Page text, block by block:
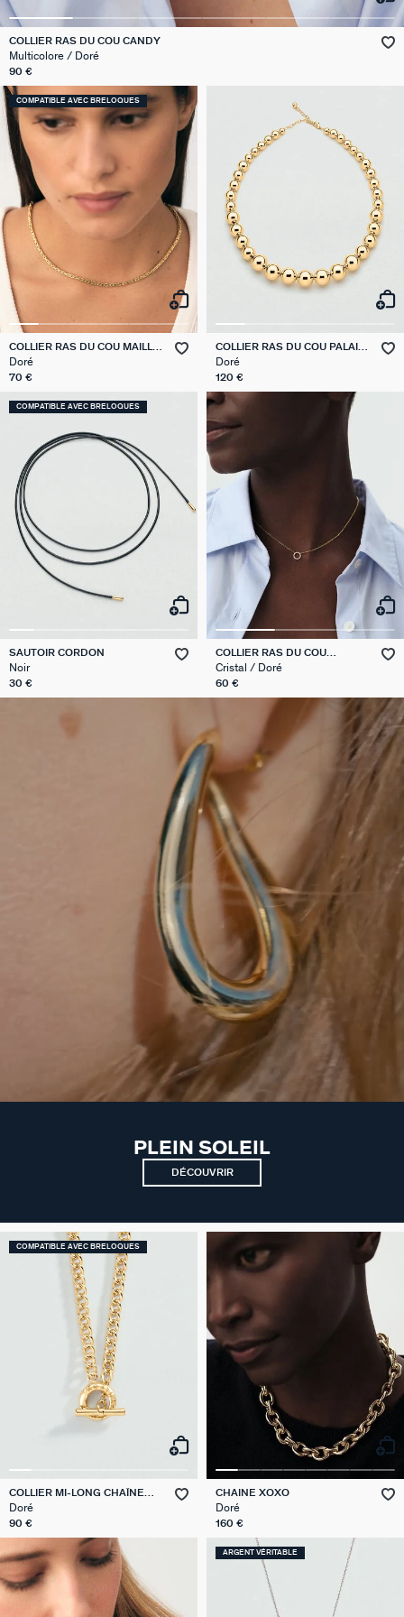
VICTOIRE
GÉNÉRATION AGATHA
SUR LA PEAU
COLLIER RAS DU COU CANDY
Multicolore / Doré
90 €
COMPATIBLE AVEC BRELOQUES
COLLIER RAS DU COU MAILLE
BIZANTINE
Doré
70 €
COLLIER RAS DU COU PALAIS
ROYAL
Doré
120 €
COMPATIBLE AVEC BRELOQUES
SAUTOIR CORDON
Noir
30 €
COLLIER RAS DU COU
RONDOU
Cristal / Doré
60 €
PLEIN SOLEIL
DÉCOUVRIR
COMPATIBLE AVEC BRELOQUES
COLLIER MI-LONG CHAÎNE
GOURMETTE
Doré
90 €
CHAINE XOXO
Doré
160 €
ARGENT VÉRITABLE